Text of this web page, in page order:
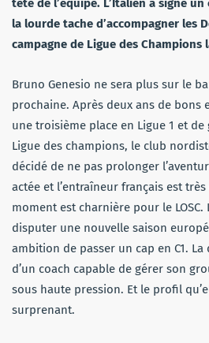
tête de l’équipe. L’Italien a signé
la lourde tache d’accompagner les
campagne de Ligue des Champions
Bruno Genesio ne sera plus sur le
prochaine. Après deux ans de bons
une troisième place en Ligue 1 et
Ligue des champions, le club
décidé de ne pas prolonger
actée et l’entraîneur français est très
moment est charnière pour le LOSC.
disputer une nouvelle saison
ambition de passer un cap en C1.
d’un coach capable de gérer son
sous haute pression. Et le profil
surprenant.